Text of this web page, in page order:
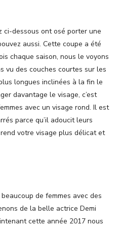
ci-dessous ont osé porter une
aussi. Cette coupe a été
chaque saison, nous le voyons
vu des couches courtes sur les
longues inclinées à la fin le
davantage le visage, c’est
avec un visage rond. Il est
parce qu’il adoucit leurs
votre visage plus délicat et
de femmes avec des
de la belle actrice Demi
cette année 2017 nous